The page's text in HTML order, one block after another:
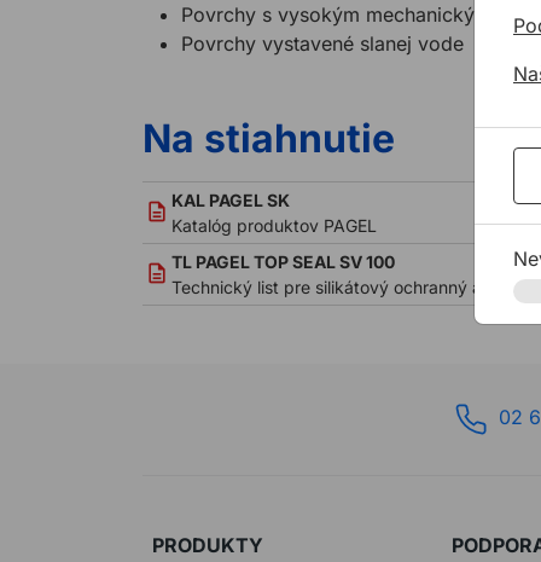
Povrchy s vysokým mechanickým a
Povrchy vystavené slanej vode
Na stiahnutie
KAL PAGEL SK
Katalóg produktov PAGEL
TL PAGEL TOP SEAL SV 100
Technický list pre silikátový ochranný a
02
PRODUKTY